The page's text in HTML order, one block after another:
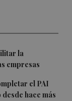
la
empresas
el PAI
hace más